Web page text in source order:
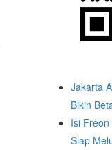
Jakarta
Bikin
Isi
Siap